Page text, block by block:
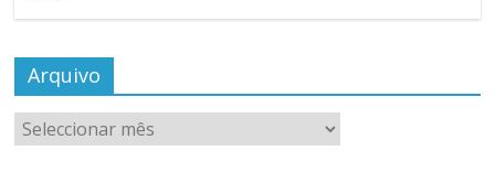
Arquivo
Arquivo